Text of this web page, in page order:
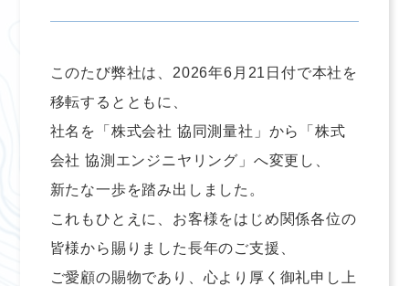
このたび弊社は、2026年6月21日付で本社を
移転するとともに、
社名を「株式会社 協同測量社」から「株式
会社 協測エンジニヤリング」へ変更し、
新たな一歩を踏み出しました。
これもひとえに、お客様をはじめ関係各位の
皆様から賜りました長年のご支援、
ご愛顧の賜物であり、心より厚く御礼申し上